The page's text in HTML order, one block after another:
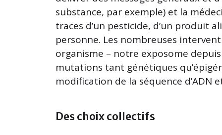
substance, par exemple) et la
traces d’un pesticide, d’un produit
personne. Les nombreuses
organisme – notre exposome
mutations tant génétiques
modification de la séquence d’ADN
Des choix collectifs